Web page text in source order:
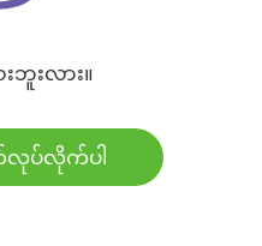
ဘူးလား။
လုပ်လိုက်ပါ